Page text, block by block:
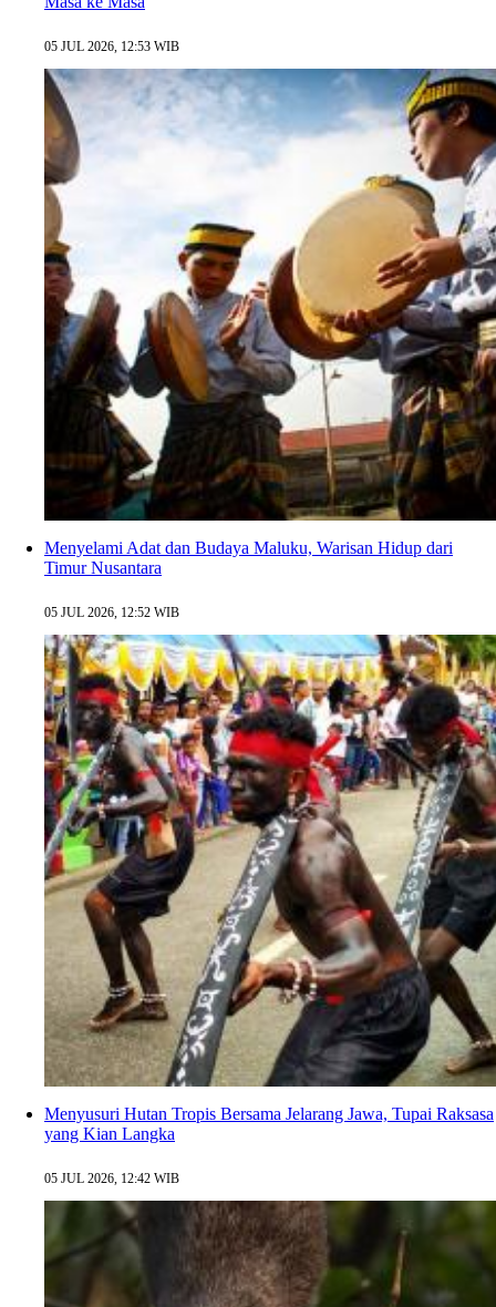
05 JUL 2026, 12:53 WIB
Menyelami Adat dan Budaya Maluku, Warisan Hidup dari
Timur Nusantara
05 JUL 2026, 12:52 WIB
Menyusuri Hutan Tropis Bersama Jelarang Jawa, Tupai Raksasa
yang Kian Langka
05 JUL 2026, 12:42 WIB